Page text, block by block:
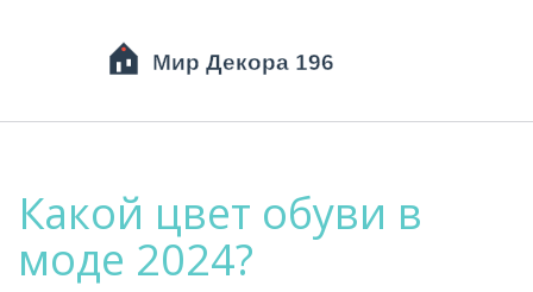
Какой цвет обуви в
моде 2024?